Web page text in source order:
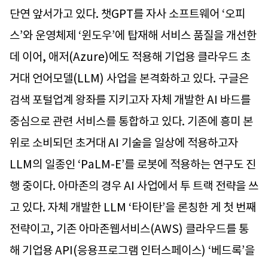
단연 앞서가고 있다. 챗GPT를 자사 소프트웨어 ‘오피
스’와 운영체제 ‘윈도우’에 탑재해 서비스 품질을 개선한
데 이어, 애저(Azure)에도 적용해 기업용 클라우드 초
거대 언어모델(LLM) 사업을 본격화하고 있다. 구글은
검색 포털업계 왕좌를 지키고자 자체 개발한 AI 바드를
중심으로 관련 서비스를 통합하고 있다. 기존에 흥미 본
위로 소비되던 초거대 AI 기술을 일상에 적용하고자
LLM의 일종인 ‘PaLM-E’를 로봇에 적용하는 연구도 진
행 중이다. 아마존의 경우 AI 사업에서 투 트랙 전략을 쓰
고 있다. 자체 개발한 LLM ‘타이탄’을 론칭한 게 첫 번째
전략이고, 기존 아마존웹서비스(AWS) 클라우드를 통
해 기업용 API(응용프로그램 인터스페이스) ‘베드록’을